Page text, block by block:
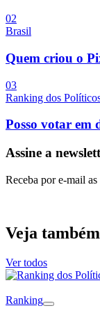
02
Brasil
Quem criou o
03
Ranking dos
Posso votar em
Assine a
Receba por e-mail
Veja também
Ver todos
Ranking